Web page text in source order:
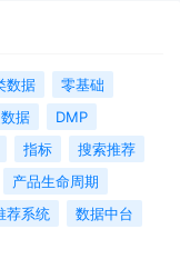
数据
零基础
据
DMP
指标
搜索推荐
产品生命周期
荐系统
数据中台